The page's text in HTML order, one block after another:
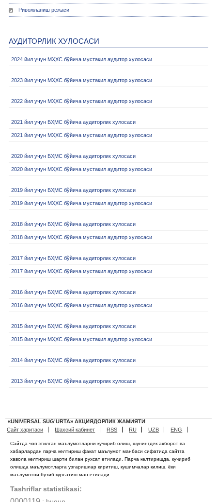
Ривожланиш режаси
АУДИТОРЛИК ХУЛОСАСИ
2024 йил учун МҲХС бўйича мустақил аудитор хулосаси
2023 йил учун МҲХС бўйича мустақил аудитор хулосаси
2022 йил учун МҲХС бўйича мустақил аудитор хулосаси
2021 йил учун БҲМС бўйича аудиторлик хулосаси
2021 йил учун МҲХС бўйича мустақил аудитор хулосаси
2020 йил учун БҲМС бўйича аудиторлик хулосаси
2020 йил учун МҲХС бўйича мустақил аудитор хулосаси
2019 йил учун БҲМС бўйича аудиторлик хулосаси
2019 йил учун МҲХС бўйича мустақил аудитор хулосаси
2018 йил учун БҲМС бўйича аудиторлик хулосаси
2018 йил учун МҲХС бўйича мустақил аудитор хулосаси
2017 йил учун БҲМС бўйича аудиторлик хулосаси
2017 йил учун МҲХС бўйича мустақил аудитор хулосаси
2016 йил учун БҲМС бўйича аудиторлик хулосаси
2016 йил учун МҲХС бўйича мустақил аудитор хулосаси
2015 йил учун БҲМС бўйича аудиторлик хулосаси
2015 йил учун МҲХС бўйича мустақил аудитор хулосаси
2014 йил учун БҲМС бўйича аудиторлик хулосаси
2013 йил учун БҲМС бўйича аудиторлик хулосаси
«UNIVERSAL SUG'URTA» АКЦИЯДОРЛИК ЖАМИЯТИ
Сайт харитаси
Шахсий кабинет RSS RU UZB ENG
Сайтда чоп этилган маълумотларни кучириб олиш, шунингдек ахборот ва
хабарлардан парча келтириш факат маълумот манбаси сифатида сайтга
хавола келтириш шарти билан рухсат етилади. Парча келтиришда, кучириб
олишда маълумотларга узгаришлар киритиш, кушимчалар килиш, ёки
маълумотни бузиб курсатиш ман етилади.
Tashriflar statistikasi: